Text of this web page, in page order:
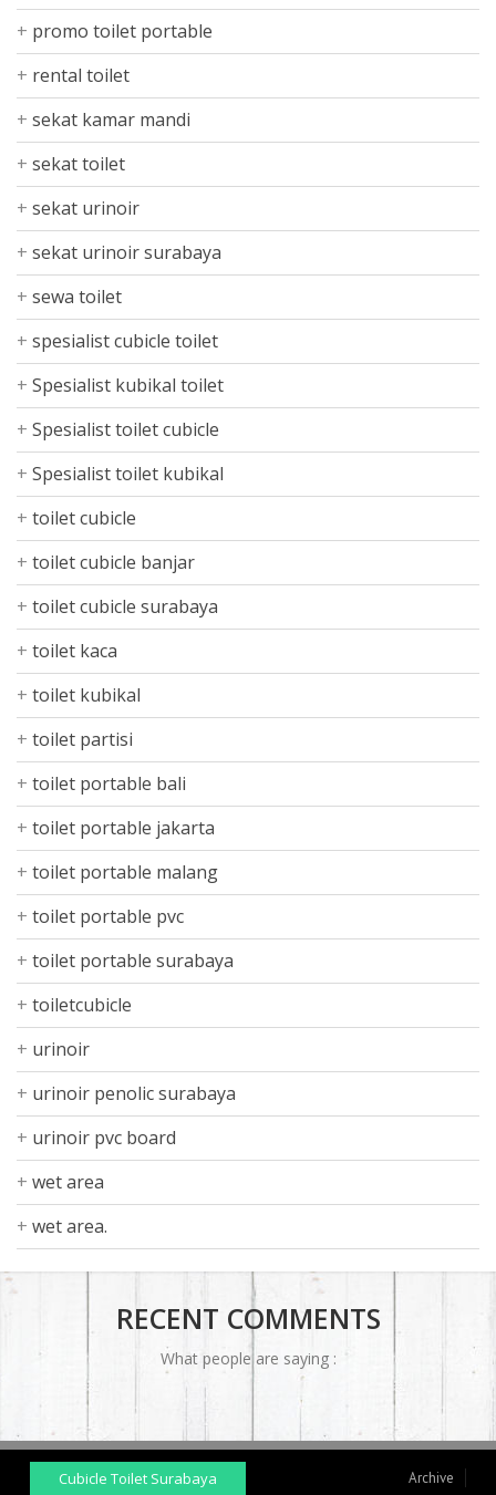
promo toilet portable
rental toilet
sekat kamar mandi
sekat toilet
sekat urinoir
sekat urinoir surabaya
sewa toilet
spesialist cubicle toilet
Spesialist kubikal toilet
Spesialist toilet cubicle
Spesialist toilet kubikal
toilet cubicle
toilet cubicle banjar
toilet cubicle surabaya
toilet kaca
toilet kubikal
toilet partisi
toilet portable bali
toilet portable jakarta
toilet portable malang
toilet portable pvc
toilet portable surabaya
toiletcubicle
urinoir
urinoir penolic surabaya
urinoir pvc board
wet area
wet area.
RECENT COMMENTS
What people are saying :
Cubicle Toilet Surabaya Archive